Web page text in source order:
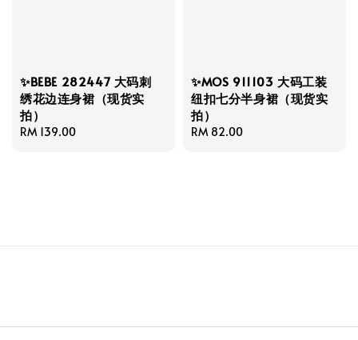
✨BEBE 282447 大码刺
绣花边连身裙（现货实
拍）
Regular
RM 139.00
✨MOS 911103 大码工装
纽扣七分半身裙（现货实
拍）
Regular
RM 82.00